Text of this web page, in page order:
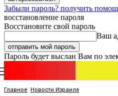
Забыли пароль? получить
восстановление пароля
Восстановите свой пароль
Ваш
Пароль будет выслан Вам по
Главное
Новости Израиля